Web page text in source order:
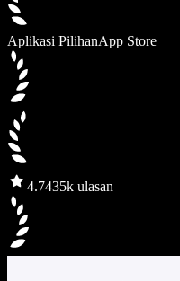
Aplikasi PilihanApp Store
4.7435k ulasan